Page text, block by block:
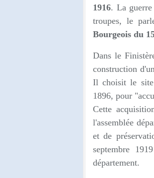
1916. La
troupes, le
Bourgeois du
Dans le
construction
Il choisit le site
1896, pour
Cette
l'assemblée
et de
septembre
département.